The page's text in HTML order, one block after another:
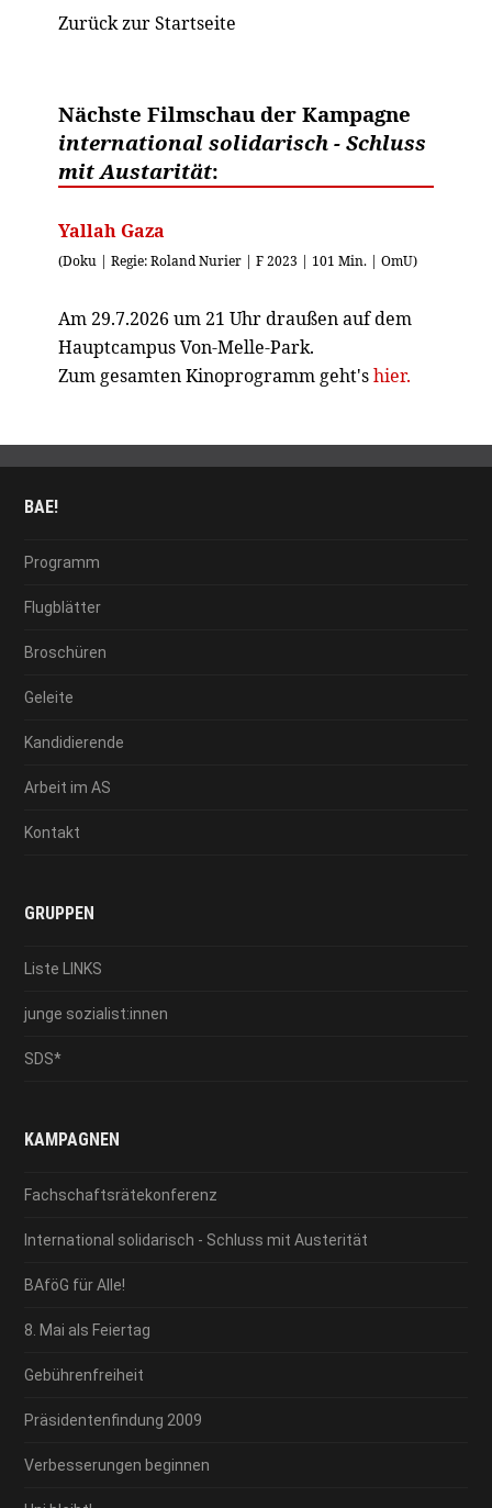
Zurück zur Startseite
Nächste Filmschau der Kampagne
international solidarisch - Schluss
mit Austarität:
Yallah Gaza
(Doku | Regie: Roland Nurier | F 2023 | 101 Min. | OmU)
Am 29.7.2026 um 21 Uhr draußen auf dem
Hauptcampus Von-Melle-Park.
Zum gesamten Kinoprogramm geht'shier.
BAE!
Programm
Flugblätter
Broschüren
Geleite
Kandidierende
Arbeit im AS
Kontakt
GRUPPEN
Liste LINKS
junge sozialist:innen
SDS*
KAMPAGNEN
Fachschaftsrätekonferenz
International solidarisch - Schluss mit Austerität
BAföG für Alle!
8. Mai als Feiertag
Gebührenfreiheit
Präsidentenfindung 2009
Verbesserungen beginnen